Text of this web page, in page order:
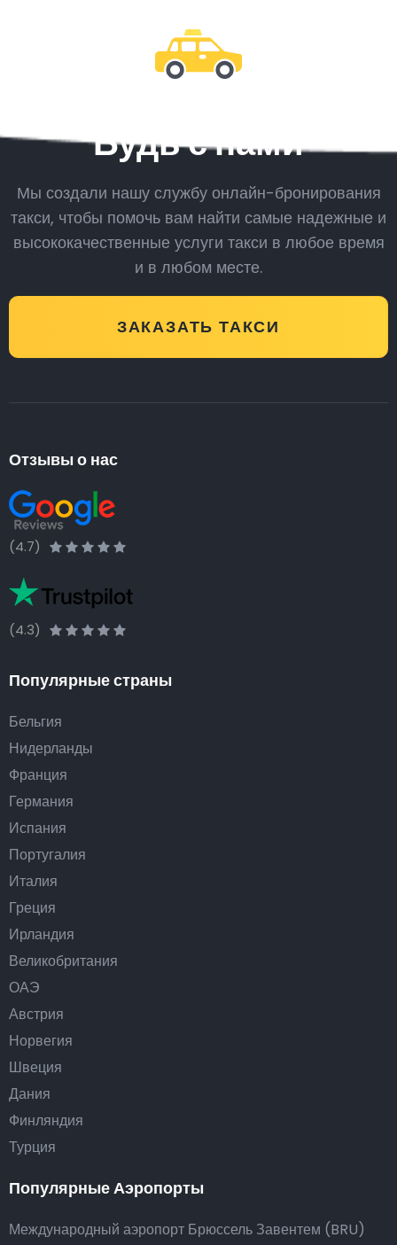
Будь с нами
Мы создали нашу службу онлайн-бронирования
такси, чтобы помочь вам найти самые надежные и
высококачественные услуги такси в любое время
и в любом месте.
ЗАКАЗАТЬ ТАКСИ
Отзывы о нас
(4.7)
(4.3)
Популярные страны
Бельгия
Нидерланды
Франция
Германия
Испания
Португалия
Италия
Греция
Ирландия
Великобритания
ОАЭ
Австрия
Норвегия
Швеция
Дания
Финляндия
Турция
Популярные Аэропорты
Международный аэропорт Брюссель Завентем (BRU)